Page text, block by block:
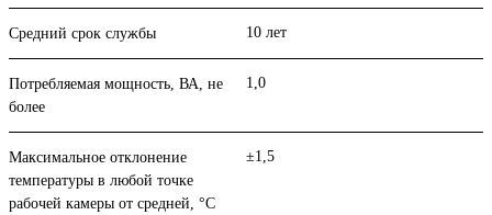
Средний срок службы 10 лет
Потребляемая мощность, ВА, не
более
1,0
Максимальное отклонение
температуры в любой точке
рабочей камеры от средней, °С
±1,5